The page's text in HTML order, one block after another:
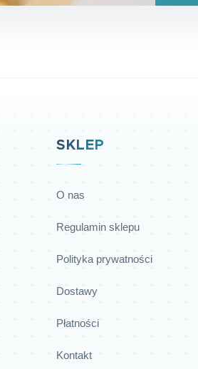
SKLEP
O nas
Regulamin sklepu
Polityka prywatności
Dostawy
Płatności
Kontakt